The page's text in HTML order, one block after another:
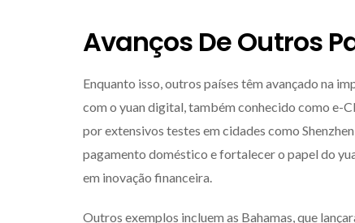
Avanços De Outros
Enquanto isso, outros países têm avançado na
com o yuan digital, também conhecido como e-
por extensivos testes em cidades como
pagamento doméstico e fortalecer o papel do
em inovação financeira.
Outros exemplos incluem as Bahamas, que